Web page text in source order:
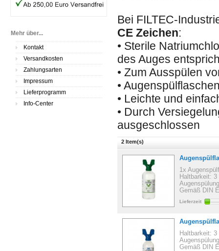
Mehr über...
Kontakt
Versandkosten
Zahlungsarten
Impressum
Lieferprogramm
Info-Center
Bei FILTEC-
CE Zeichen:
• Sterile
des Auges
• Zum Ausspülen
•
• Leichte und
• Durch
ausgeschlossen
2 Item(s)
1x
Haltbarkeit: 3
Gemäß DIN
Lieferzeit
Haltbarkeit: 3
Gemäß DIN